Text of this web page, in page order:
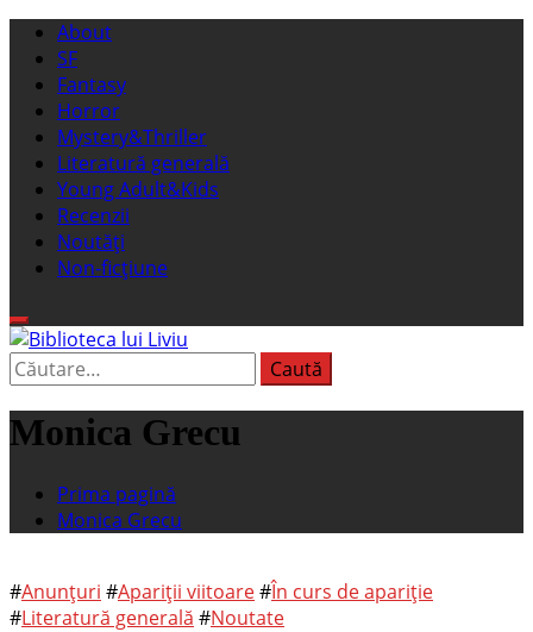
Sari
conținut
Meniu
principal
About
SF
Fantasy
Horror
Mystery&Thriller
Literatură generală
Young Adult&Kids
Recenzii
Noutăți
Non-ficțiune
Biblioteca lui Liviu
Fostul blog FanSF
Caută
după:
Monica Grecu
Prima pagină
Monica Grecu
#Anunțuri #Apariții viitoare#În curs de apariție
#Literatură generală #Noutate